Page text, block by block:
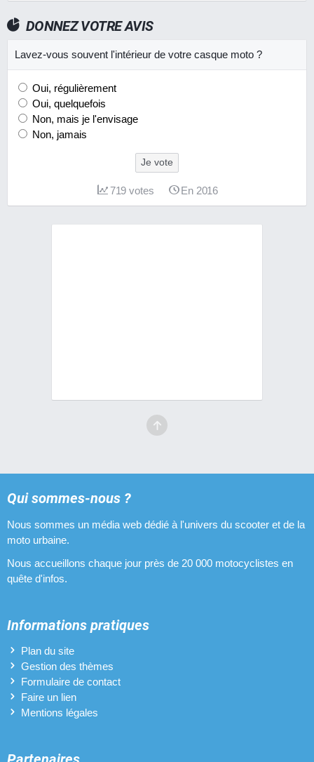
DONNEZ VOTRE AVIS
Lavez-vous souvent l'intérieur de votre casque moto ?
Oui, régulièrement
Oui, quelquefois
Non, mais je l'envisage
Non, jamais
Je vote
719 votes En 2016
Qui sommes-nous ?
Nous sommes un média web dédié à l'univers du scooter et de la
moto urbaine.
Nous accueillons chaque jour près de 20 000 motocyclistes en
quête d'infos.
Informations pratiques
Plan du site
Gestion des thèmes
Formulaire de contact
Faire un lien
Mentions légales